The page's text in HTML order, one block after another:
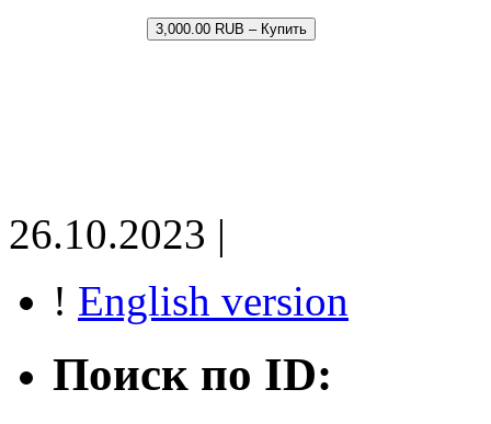
3,000.00 RUB – Купить
26.10.2023 |
! English version
Поиск по ID: